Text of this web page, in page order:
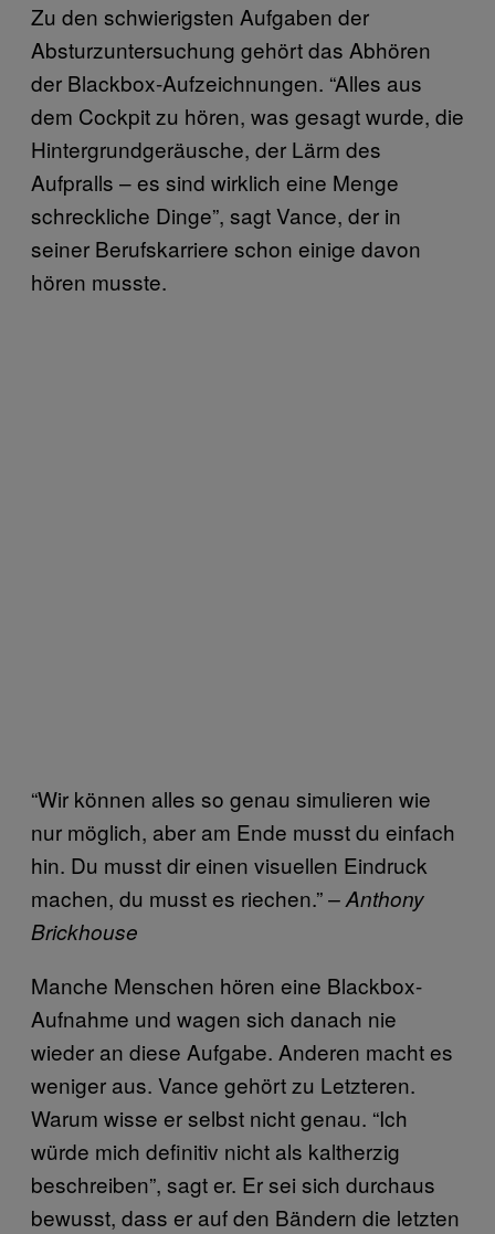
Zu den schwierigsten Aufgaben der
Absturzuntersuchung gehört das Abhören
der Blackbox-Aufzeichnungen. “Alles aus
dem Cockpit zu hören, was gesagt wurde, die
Hintergrundgeräusche, der Lärm des
Aufpralls – es sind wirklich eine Menge
schreckliche Dinge”, sagt Vance, der in
seiner Berufskarriere schon einige davon
hören musste.
“Wir können alles so genau simulieren wie
nur möglich, aber am Ende musst du einfach
hin. Du musst dir einen visuellen Eindruck
machen, du musst es riechen.”– Anthony
Brickhouse
Manche Menschen hören eine Blackbox-
Aufnahme und wagen sich danach nie
wieder an diese Aufgabe. Anderen macht es
weniger aus. Vance gehört zu Letzteren.
Warum wisse er selbst nicht genau. “Ich
würde mich definitiv nicht als kaltherzig
beschreiben”, sagt er. Er sei sich durchaus
bewusst, dass er auf den Bändern die letzten